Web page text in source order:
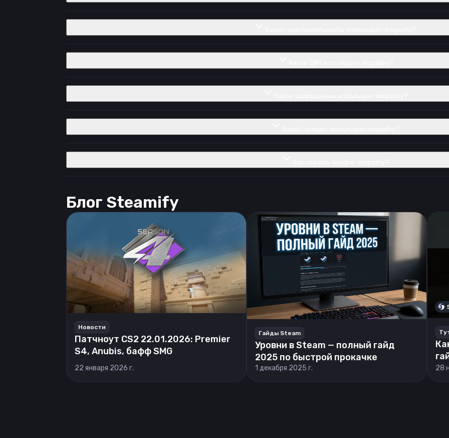
Блог Steamify
Новости
Патчноут CS2 22.01.2026: Premier
S4, Anubis, бафф SMG
22 января 2026 г.
Гайды Steam
Уровни в Steam — полный гайд
2025 по быстрой прокачке
1 декабря 2025 г. 28